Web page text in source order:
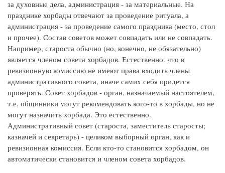
за духовные дела, администрация - за материальные. На
празднике хорбады отвечают за проведение ритуала, а
администрация - за проведение самого праздника (место, стол
и прочее). Состав советов может совпадать или не совпадать.
Например, староста обычно (но, конечно, не обязательно)
является членом совета хорбадов. Естественно. что в
ревизионную комиссию не имеют права входить члены
административного совета, иначе самих себя придется
проверять. Совет хорбадов - орган, назначаемый настоятелем,
т.е. общинники могут рекомендовать кого-то в хорбады, но не
могут назначить хорбада. Это естественно.
Административный совет (староста, заместитель старосты;
казначей и секретарь) - целиком выборный орган, как и
ревизионная комиссия. Если кто-то становится хорбадом, он
автоматически становится и членом совета хорбадов.